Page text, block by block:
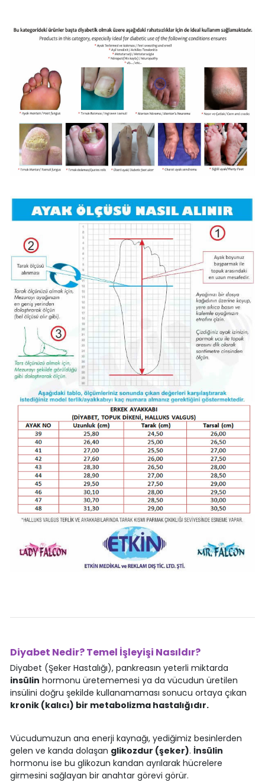
Diyabet Nedir? Temel İşleyişi Nasıldır?
Diyabet (Şeker Hastalığı), pankreasın yeterli miktarda
insülin hormonu üretememesi ya da vücudun üretilen
insülini doğru şekilde kullanamaması sonucu ortaya çıkan
kronik (kalıcı) bir metabolizma hastalığıdır.
Vücudumuzun ana enerji kaynağı, yediğimiz besinlerden
gelen ve kanda dolaşan glikozdur (şeker). İnsülin
hormonu ise bu glikozun kandan ayrılarak hücrelere
girmesini sağlayan bir anahtar görevi görür.